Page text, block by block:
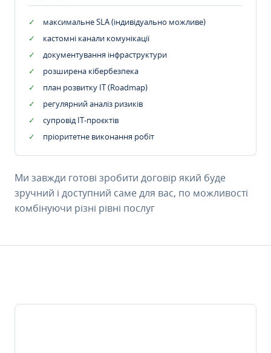
максимальне SLA (індивідуально можливе)
кастомні канали комунікації
документування інфраструктури
розширена кібербезпека
план розвитку IT (Roadmap)
регулярний аналіз ризиків
супровід ІТ-проєктів
пріоритетне виконання робіт
Ми завжди готові зробити договір який буде
зручний і доступний саме для вас, по можливості
комбінуючи різні рівні послуг